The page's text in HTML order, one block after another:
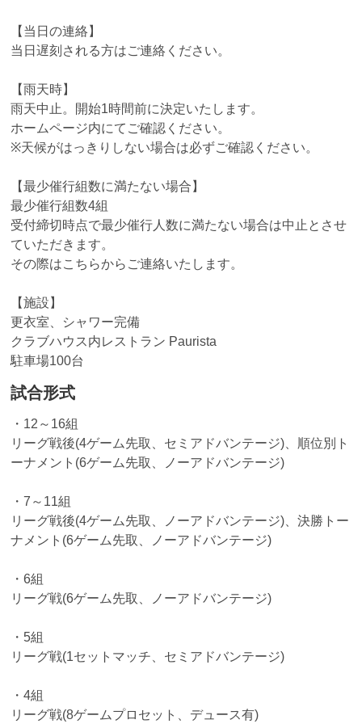
【当日の連絡】
当日遅刻される方はご連絡ください。
【雨天時】
雨天中止。開始1時間前に決定いたします。
ホームページ内にてご確認ください。
※天候がはっきりしない場合は必ずご確認ください。
【最少催行組数に満たない場合】
最少催行組数4組
受付締切時点で最少催行人数に満たない場合は中止とさせ
ていただきます。
その際はこちらからご連絡いたします。
【施設】
更衣室、シャワー完備
クラブハウス内レストラン Paurista
駐車場100台
試合形式
・12～16組
リーグ戦後(4ゲーム先取、セミアドバンテージ)、順位別ト
ーナメント(6ゲーム先取、ノーアドバンテージ)
・7～11組
リーグ戦後(4ゲーム先取、ノーアドバンテージ)、決勝トー
ナメント(6ゲーム先取、ノーアドバンテージ)
・6組
リーグ戦(6ゲーム先取、ノーアドバンテージ)
・5組
リーグ戦(1セットマッチ、セミアドバンテージ)
・4組
リーグ戦(8ゲームプロセット、デュース有)